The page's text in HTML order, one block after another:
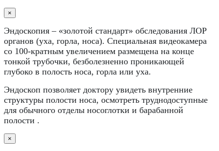
×
Эндоскопия – «золотой стандарт» обследования ЛОР
органов (уха, горла, носа). Специальная видеокамера
со 100-кратным увеличением размещена на конце
тонкой трубочки, безболезненно проникающей
глубоко в полость носа, горла или уха.
Эндоскоп позволяет доктору увидеть внутренние
структуры полости носа, осмотреть труднодоступные
для обычного отделы носоглотки и барабанной
полости .
×